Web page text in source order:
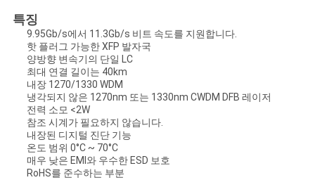
인
특징
9.95Gb/s에서 11.3Gb/s 비트 속도를 지원합니다.
핫 플러그 가능한 XFP 발자국
양방향 변속기의 단일 LC
최대 연결 길이는 40km
내장 1270/1330 WDM
냉각되지 않은 1270nm 또는 1330nm CWDM DFB 레이저
전력 소모 <2W
참조 시계가 필요하지 않습니다.
내장된 디지털 진단 기능
온도 범위 0°C ~ 70°C
매우 낮은 EMI와 우수한 ESD 보호
RoHS를 준수하는 부분